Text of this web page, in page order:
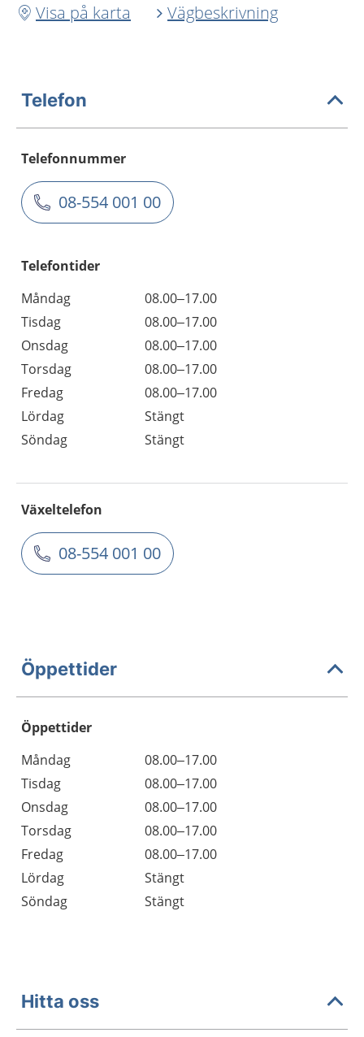
Visa på karta
Vägbeskrivning
Telefon
Telefonnummer
08-554 001 00
Telefontider
Måndag
08.00–17.00
Tisdag
08.00–17.00
Onsdag
08.00–17.00
Torsdag
08.00–17.00
Fredag
08.00–17.00
Lördag
Stängt
Söndag
Stängt
Växeltelefon
08-554 001 00
Öppettider
Öppettider
Dag
Öppettider
Kommentarer
Måndag
08.00–17.00
Tisdag
08.00–17.00
Onsdag
08.00–17.00
Torsdag
08.00–17.00
Fredag
08.00–17.00
Lördag
Stängt
Söndag
Stängt
Hitta oss